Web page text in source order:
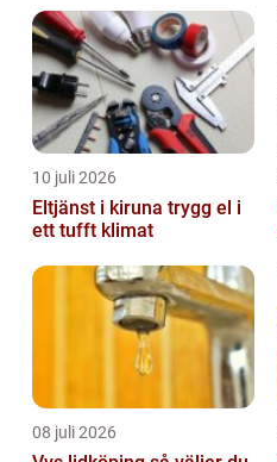
10 juli 2026
Eltjänst i kiruna trygg el i
ett tufft klimat
08 juli 2026